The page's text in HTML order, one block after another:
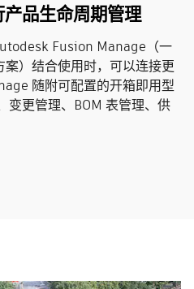
品生命周期管理
Fusion Manage（一
）结合使用时，可以连接更
随附可配置的开箱即用型
变更管理、BOM 表管理、供